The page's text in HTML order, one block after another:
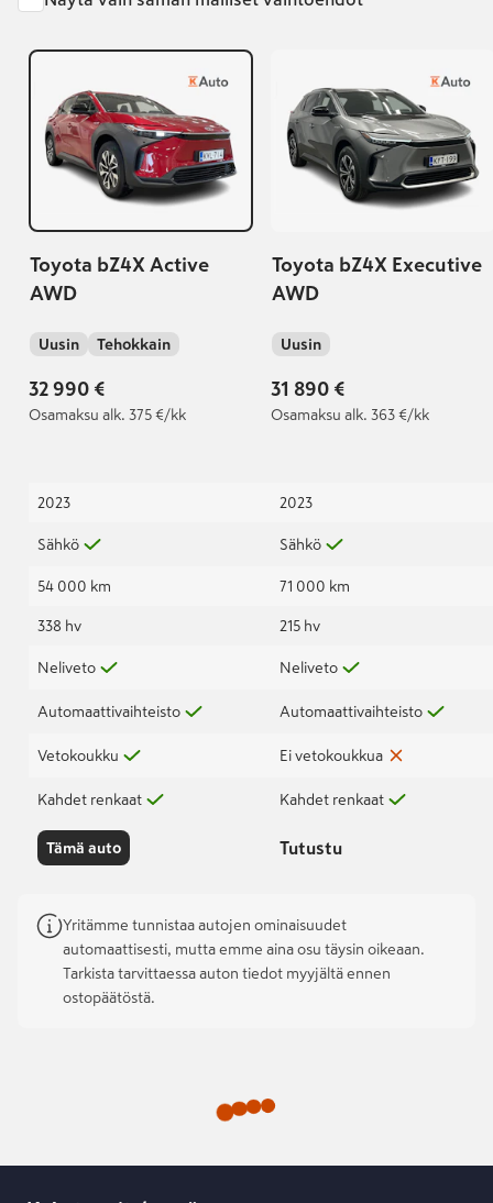
Toyota bZ4X Active
AWD
Uusin Tehokkain
32 990 €
Osamaksu alk. 375 €/kk
2023
Sähkö
54 000 km
338 hv
Neliveto
Automaattivaihteisto
Vetokoukku
Kahdet renkaat
Tämä auto
Toyota bZ4X Executive
AWD
Uusin
31 890 €
Osamaksu alk. 363 €/kk
2023
Sähkö
71 000 km
215 hv
Neliveto
Automaattivaihteisto
Ei vetokoukkua
Kahdet renkaat
Tutustu
Yritämme tunnistaa autojen ominaisuudet
automaattisesti, mutta emme aina osu täysin oikeaan.
Tarkista tarvittaessa auton tiedot myyjältä ennen
ostopäätöstä.